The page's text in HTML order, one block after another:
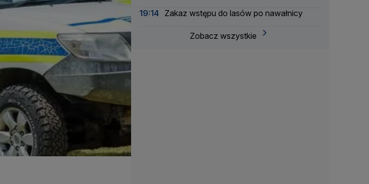
warto porozumieć"
19:14 Zakaz wstępu do lasów po nawałnicy
Zobacz wszystkie